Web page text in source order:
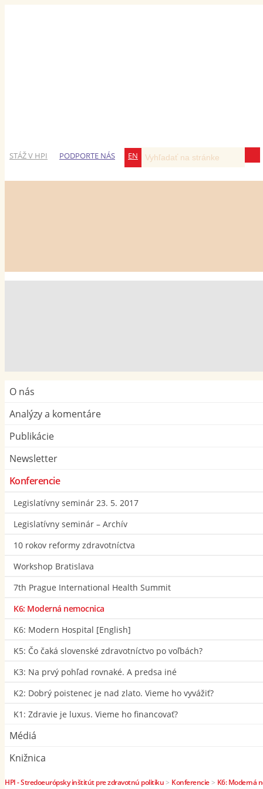
STÁŽ V HPI PODPORTE NÁS EN
O nás
Analýzy a komentáre
Publikácie
Newsletter
Konferencie
Legislatívny seminár 23. 5. 2017
Legislatívny seminár – Archív
10 rokov reformy zdravotníctva
Workshop Bratislava
7th Prague International Health Summit
K6: Moderná nemocnica
K6: Modern Hospital [English]
K5: Čo čaká slovenské zdravotníctvo po voľbách?
K3: Na prvý pohľad rovnaké. A predsa iné
K2: Dobrý poistenec je nad zlato. Vieme ho vyvážiť?
K1: Zdravie je luxus. Vieme ho financovať?
Médiá
Knižnica
HPI - Stredoeurópsky inštitút pre zdravotnú politiku> Konferencie> K6: Moderná